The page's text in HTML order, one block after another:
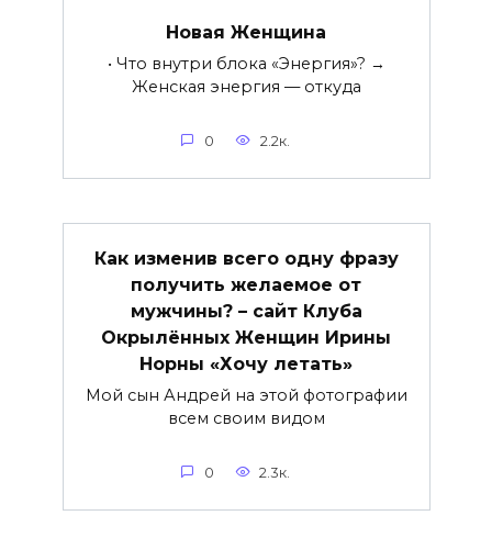
Новая Женщина
• Что внутри блока «Энергия»? →
Женская энергия — откуда
0 2.2к.
Как изменив всего одну фразу
получить желаемое от
мужчины? – сайт Клуба
Окрылённых Женщин Ирины
Норны «Хочу летать»
Мой сын Андрей на этой фотографии
всем своим видом
0 2.3к.